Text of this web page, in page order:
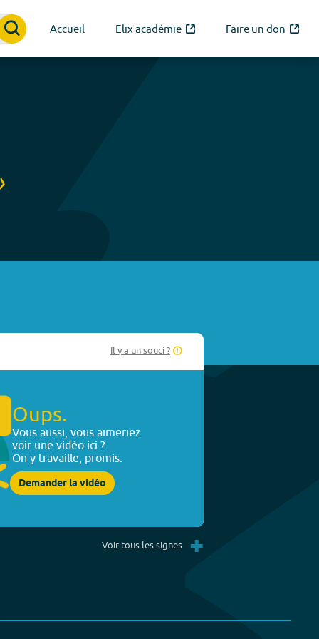
Accueil Elix académie Faire un don
Il y a un souci ?
Oups.
Vous aussi, vous aimeriez
voir une vidéo ici ?
On y travaille, promis.
Demander la vidéo
Voir tous les signes +